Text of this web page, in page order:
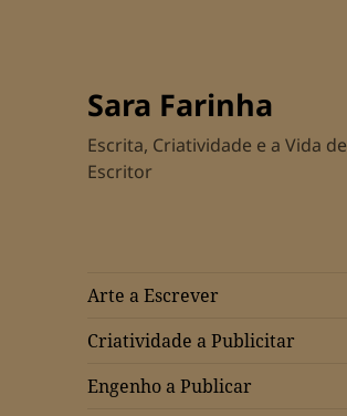
Sara Farinha
Escrita, Criatividade e a Vida de
Escritor
Arte a Escrever
Criatividade a Publicitar
Engenho a Publicar